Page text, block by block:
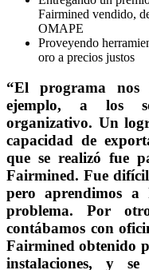
Fairmined vendido,
OMAPE
Proveyendo
oro a precios justos
“El programa
ejemplo, a los
organizativo. Un
capacidad de
que se realizó fue
Fairmined. Fue
pero aprendimos
problema. Por
contábamos con
Fairmined obtenido
instalaciones, y